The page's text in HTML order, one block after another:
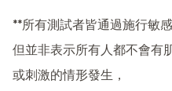
**所有測試者皆通過施行敏
但並非表示所有人都不會有
或刺激的情形發生，